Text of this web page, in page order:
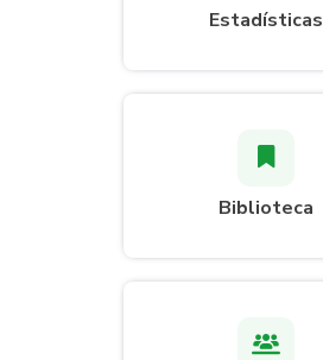
Estadísticas
Biblioteca